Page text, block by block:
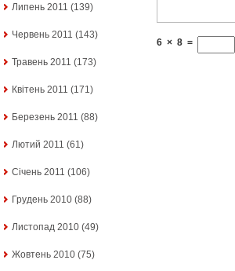
Липень 2011 (139)
Червень 2011 (143)
Травень 2011 (173)
Квітень 2011 (171)
Березень 2011 (88)
Лютий 2011 (61)
Січень 2011 (106)
Грудень 2010 (88)
Листопад 2010 (49)
Жовтень 2010 (75)
6 × 8 =